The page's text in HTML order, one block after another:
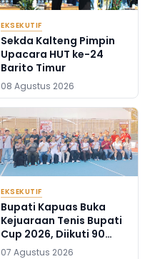
EKSEKUTIF
Sekda Kalteng Pimpin
Upacara HUT ke-24
Barito Timur
08 Agustus 2026
EKSEKUTIF
Bupati Kapuas Buka
Kejuaraan Tenis Bupati
Cup 2026, Diikuti 90
Atlet Kalteng dan Kalsel
07 Agustus 2026